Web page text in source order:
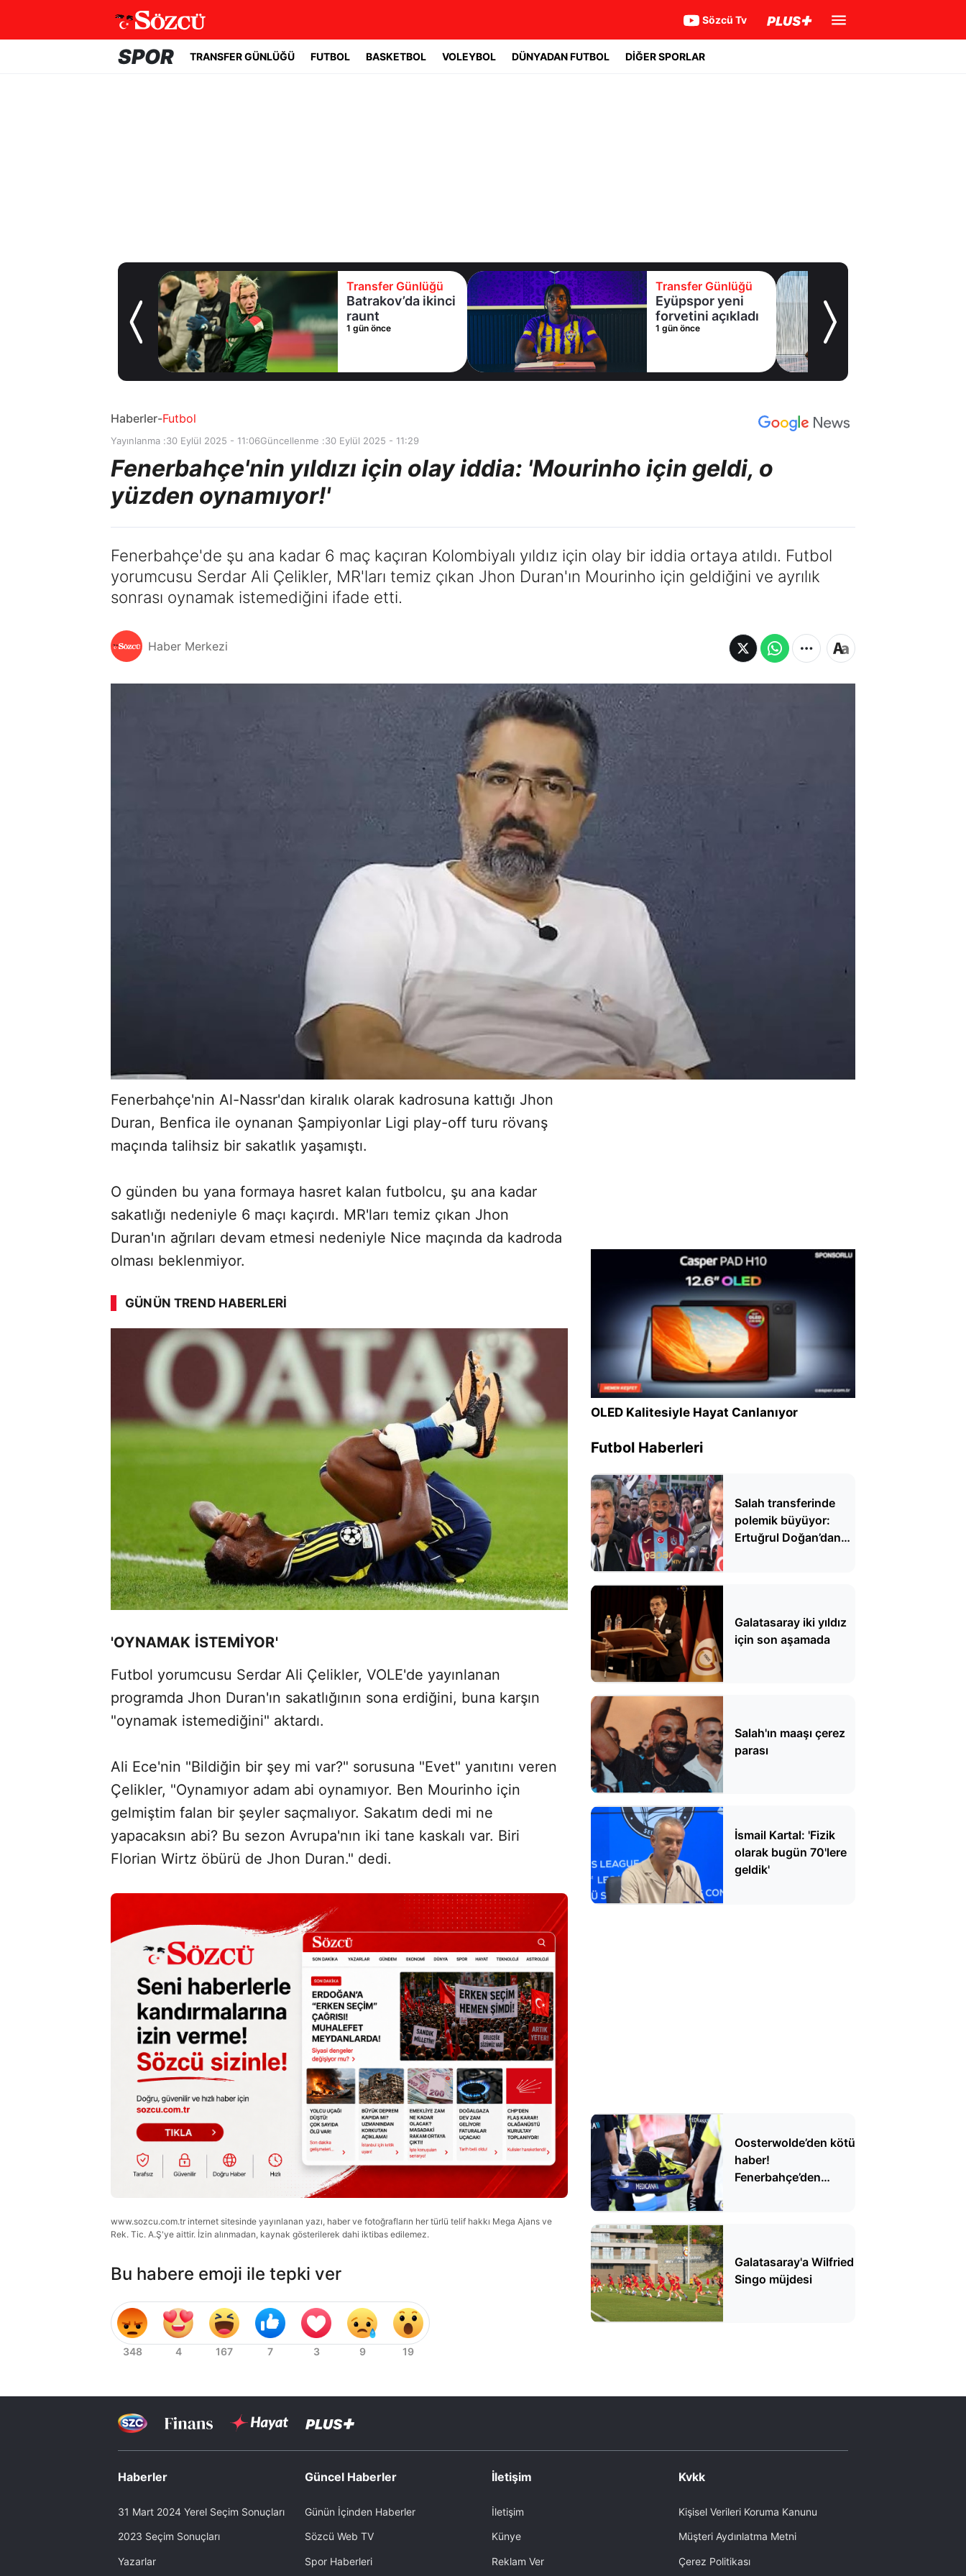
Sözcü Tv
SPOR TRANSFER GÜNLÜĞÜ FUTBOL BASKETBOL VOLEYBOL DÜNYADAN FUTBOL DİĞER SPORLAR
Batrakov’da ikinci
Transfer Günlüğü
Eyüpspor yeni
forvetini açıkladı
1 gün önce
Transfer Günlüğü
Samsunspor'a
Malili orta saha
1 gün önce
Haberler-Futbol
Yayınlanma :30 Eylül 2025 - 11:06Güncellenme :30 Eylül 2025 - 11:29
Fenerbahçe'nin yıldızı için olay iddia: 'Mourinho için geldi, o
yüzden oynamıyor!'
Fenerbahçe'de şu ana kadar 6 maç kaçıran Kolombiyalı yıldız için olay bir iddia ortaya atıldı. Futbol
yorumcusu Serdar Ali Çelikler, MR'ları temiz çıkan Jhon Duran'ın Mourinho için geldiğini ve ayrılık
sonrası oynamak istemediğini ifade etti.
Haber Merkezi
Fenerbahçe'nin Al-Nassr'dan kiralık olarak kadrosuna kattığı Jhon
Duran, Benfica ile oynanan Şampiyonlar Ligi play-off turu rövanş
maçında talihsiz bir sakatlık yaşamıştı.
O günden bu yana formaya hasret kalan futbolcu, şu ana kadar
sakatlığı nedeniyle 6 maçı kaçırdı. MR'ları temiz çıkan Jhon
Duran'ın ağrıları devam etmesi nedeniyle Nice maçında da kadroda
olması beklenmiyor.
GÜNÜN TREND HABERLERI
SÖZCÜ SON DAKİKA
'OYNAMAK İSTEMİYOR'
Futbol yorumcusu Serdar Ali Çelikler, VOLE'de yayınlanan
programda Jhon Duran'ın sakatlığının sona erdiğini, buna karşın
"oynamak istemediğini" aktardı.
Ali Ece'nin "Bildiğin bir şey mi var?" sorusuna "Evet" yanıtını veren
Çelikler, "Oynamıyor adam abi oynamıyor. Ben Mourinho için
gelmiştim falan bir şeyler saçmalıyor. Sakatım dedi mi ne
yapacaksın abi? Bu sezon Avrupa'nın iki tane kaskalı var. Biri
Florian Wirtz öbürü de Jhon Duran." dedi.
www.sozcu.com.tr internet sitesinde yayınlanan yazı, haber ve fotoğrafların her türlü telif hakkı Mega Ajans ve
Rek. Tic. A.Ş'ye aittir. İzin alınmadan, kaynak gösterilerek dahi iktibas edilemez.
Bu habere emoji ile tepki ver
OLED Kalitesiyle Hayat Canlanıyor
Futbol Haberleri
Salah transferinde
polemik büyüyor:
Ertuğrul Doğan’dan
Galatasaray iki yıldız
için son aşamada
Salah'ın maaşı çerez
parası
İsmail Kartal: 'Fizik
olarak bugün 70'lere
geldik'
Oosterwolde’den kötü
haber!
Fenerbahçe’den
Galatasaray'a Wilfried
Singo müjdesi
Haberler
31 Mart 2024 Yerel Seçim Sonuçları
2023 Seçim Sonuçları
Yazarlar
Güncel Haberler
Günün İçinden Haberler
Sözcü Web TV
Spor Haberleri
İletişim
İletişim
Künye
Reklam Ver
Kvkk
Kişisel Verileri Koruma Kanunu
Müşteri Aydınlatma Metni
Çerez Politikası